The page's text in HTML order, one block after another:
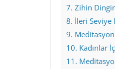
7. Zihin
8. İleri Seviye
9.
10. Kadınlar
11.